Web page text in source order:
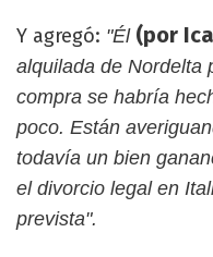
Y agregó: "Él (por
alquilada de Nordelta
compra se habría
poco. Están
todavía un bien
el divorcio legal en
prevista".